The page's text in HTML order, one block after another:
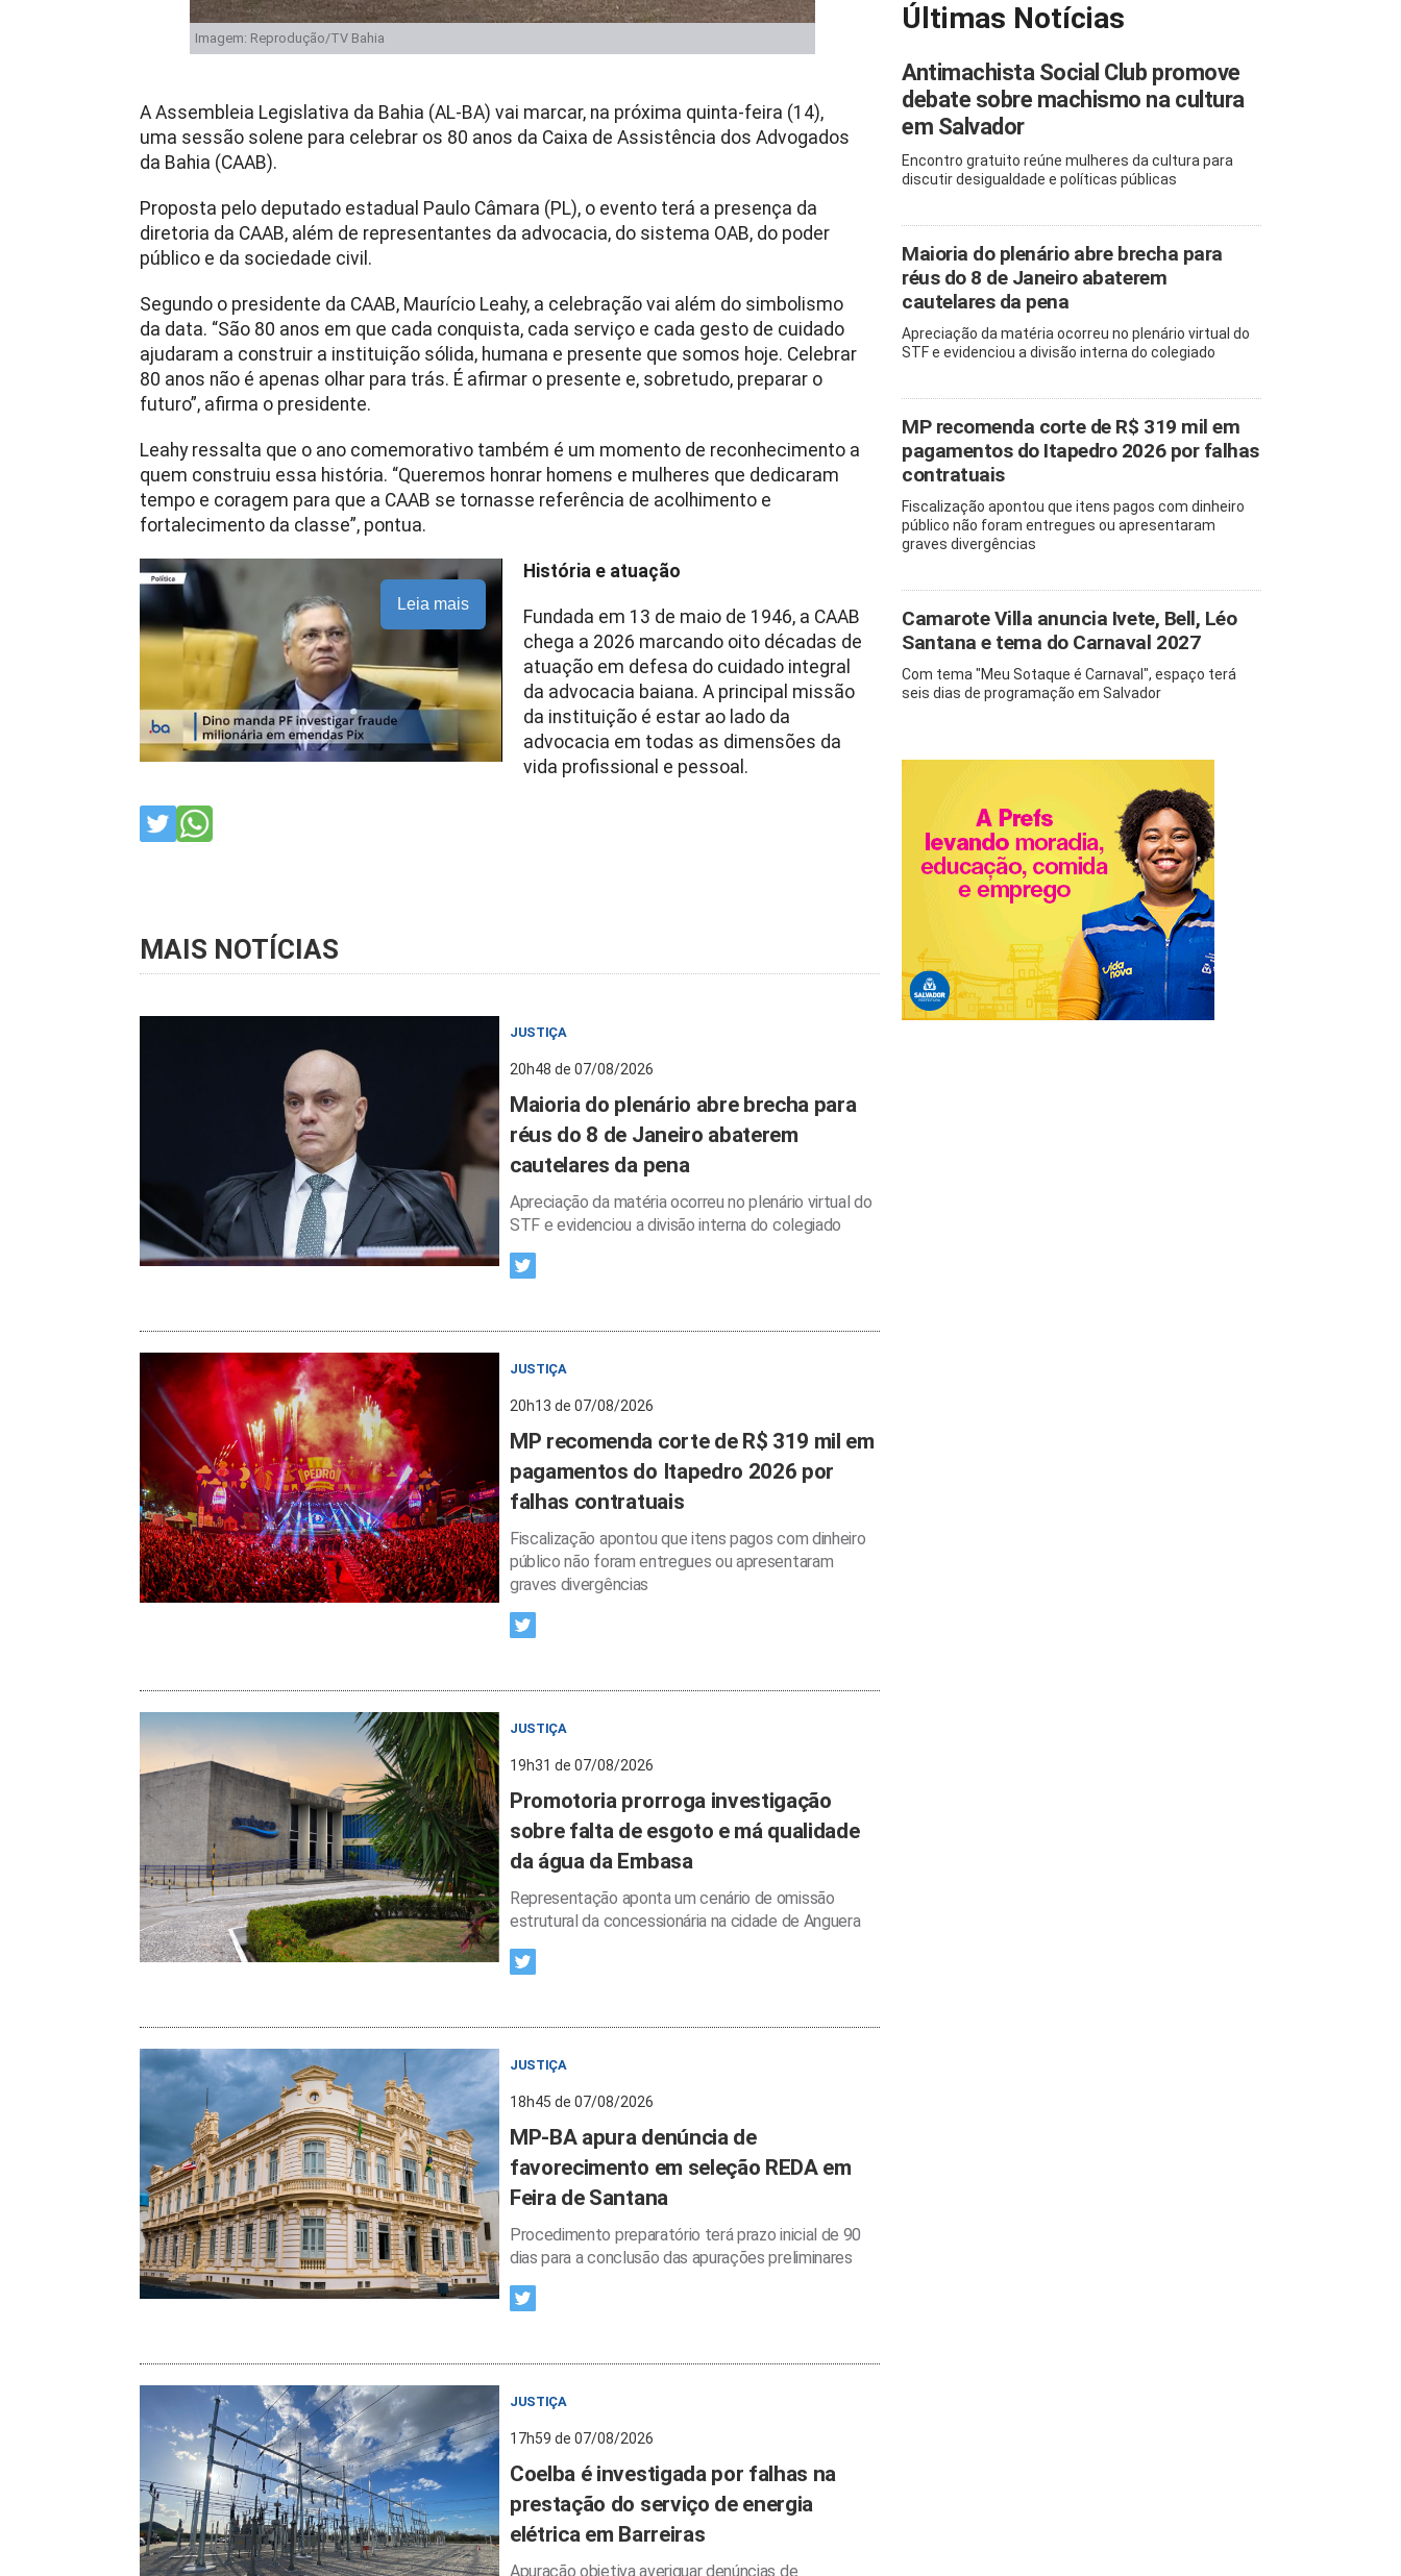
Imagem: Reprodução/TV Bahia
A Assembleia Legislativa da Bahia (AL-BA) vai marcar, na próxima quinta-feira (14),
uma sessão solene para celebrar os 80 anos da Caixa de Assistência dos Advogados
da Bahia (CAAB).
Proposta pelo deputado estadual Paulo Câmara (PL), o evento terá a presença da
diretoria da CAAB, além de representantes da advocacia, do sistema OAB, do poder
público e da sociedade civil.
Segundo o presidente da CAAB, Maurício Leahy, a celebração vai além do simbolismo
da data. “São 80 anos em que cada conquista, cada serviço e cada gesto de cuidado
ajudaram a construir a instituição sólida, humana e presente que somos hoje. Celebrar
80 anos não é apenas olhar para trás. É afirmar o presente e, sobretudo, preparar o
futuro”, afirma o presidente.
Leahy ressalta que o ano comemorativo também é um momento de reconhecimento a
quem construiu essa história. “Queremos honrar homens e mulheres que dedicaram
tempo e coragem para que a CAAB se tornasse referência de acolhimento e
fortalecimento da classe”, pontua.
Leia mais
História e atuação
Fundada em 13 de maio de 1946, a CAAB
chega a 2026 marcando oito décadas de
atuação em defesa do cuidado integral
da advocacia baiana. A principal missão
da instituição é estar ao lado da
advocacia em todas as dimensões da
vida profissional e pessoal.
MAIS NOTÍCIAS
JUSTIÇA
20h48 de 07/08/2026
Maioria do plenário abre brecha para
réus do 8 de Janeiro abaterem
cautelares da pena
Apreciação da matéria ocorreu no plenário virtual do
STF e evidenciou a divisão interna do colegiado
JUSTIÇA
20h13 de 07/08/2026
MP recomenda corte de R$ 319 mil em
pagamentos do Itapedro 2026 por
falhas contratuais
Fiscalização apontou que itens pagos com dinheiro
público não foram entregues ou apresentaram
graves divergências
JUSTIÇA
19h31 de 07/08/2026
Promotoria prorroga investigação
sobre falta de esgoto e má qualidade
da água da Embasa
Representação aponta um cenário de omissão
estrutural da concessionária na cidade de Anguera
JUSTIÇA
18h45 de 07/08/2026
MP-BA apura denúncia de
favorecimento em seleção REDA em
Feira de Santana
Procedimento preparatório terá prazo inicial de 90
dias para a conclusão das apurações preliminares
JUSTIÇA
17h59 de 07/08/2026
Coelba é investigada por falhas na
prestação do serviço de energia
elétrica em Barreiras
Apuração objetiva averiguar denúncias de
Últimas Notícias
Antimachista Social Club promove
debate sobre machismo na cultura
em Salvador
Encontro gratuito reúne mulheres da cultura para
discutir desigualdade e políticas públicas
Maioria do plenário abre brecha para
réus do 8 de Janeiro abaterem
cautelares da pena
Apreciação da matéria ocorreu no plenário virtual do
STF e evidenciou a divisão interna do colegiado
MP recomenda corte de R$ 319 mil em
pagamentos do Itapedro 2026 por falhas
contratuais
Fiscalização apontou que itens pagos com dinheiro
público não foram entregues ou apresentaram
graves divergências
Camarote Villa anuncia Ivete, Bell, Léo
Santana e tema do Carnaval 2027
Com tema "Meu Sotaque é Carnaval", espaço terá
seis dias de programação em Salvador